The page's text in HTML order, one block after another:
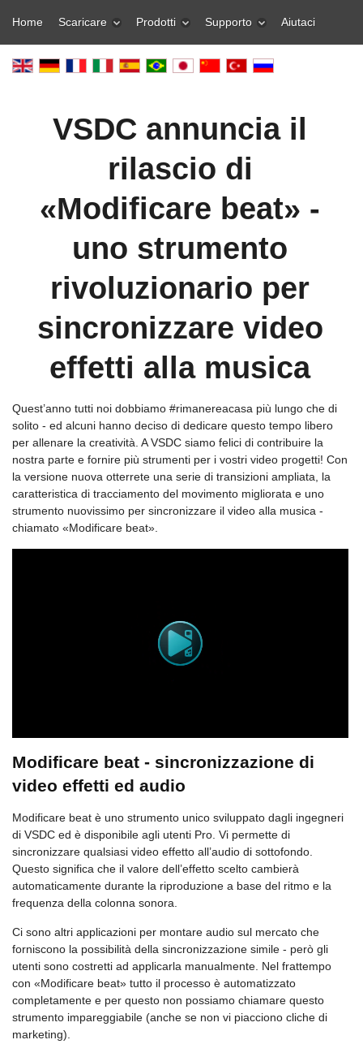
Home Scaricare Prodotti Supporto Aiutaci
VSDC annuncia il
rilascio di
«Modificare beat» -
uno strumento
rivoluzionario per
sincronizzare video
effetti alla musica
Quest’anno tutti noi dobbiamo #rimanereacasa più lungo che di
solito - ed alcuni hanno deciso di dedicare questo tempo libero
per allenare la creatività. A VSDC siamo felici di contribuire la
nostra parte e fornire più strumenti per i vostri video progetti! Con
la versione nuova otterrete una serie di transizioni ampliata, la
caratteristica di tracciamento del movimento migliorata e uno
strumento nuovissimo per sincronizzare il video alla musica -
chiamato «Modificare beat».
Modificare beat - sincronizzazione di
video effetti ed audio
Modificare beat è uno strumento unico sviluppato dagli ingegneri
di VSDC ed è disponibile agli utenti Pro. Vi permette di
sincronizzare qualsiasi video effetto all’audio di sottofondo.
Questo significa che il valore dell’effetto scelto cambierà
automaticamente durante la riproduzione a base del ritmo e la
frequenza della colonna sonora.
Ci sono altri applicazioni per montare audio sul mercato che
forniscono la possibilità della sincronizzazione simile - però gli
utenti sono costretti ad applicarla manualmente. Nel frattempo
con «Modificare beat» tutto il processo è automatizzato
completamente e per questo non possiamo chiamare questo
strumento impareggiabile (anche se non vi piacciono cliche di
marketing).